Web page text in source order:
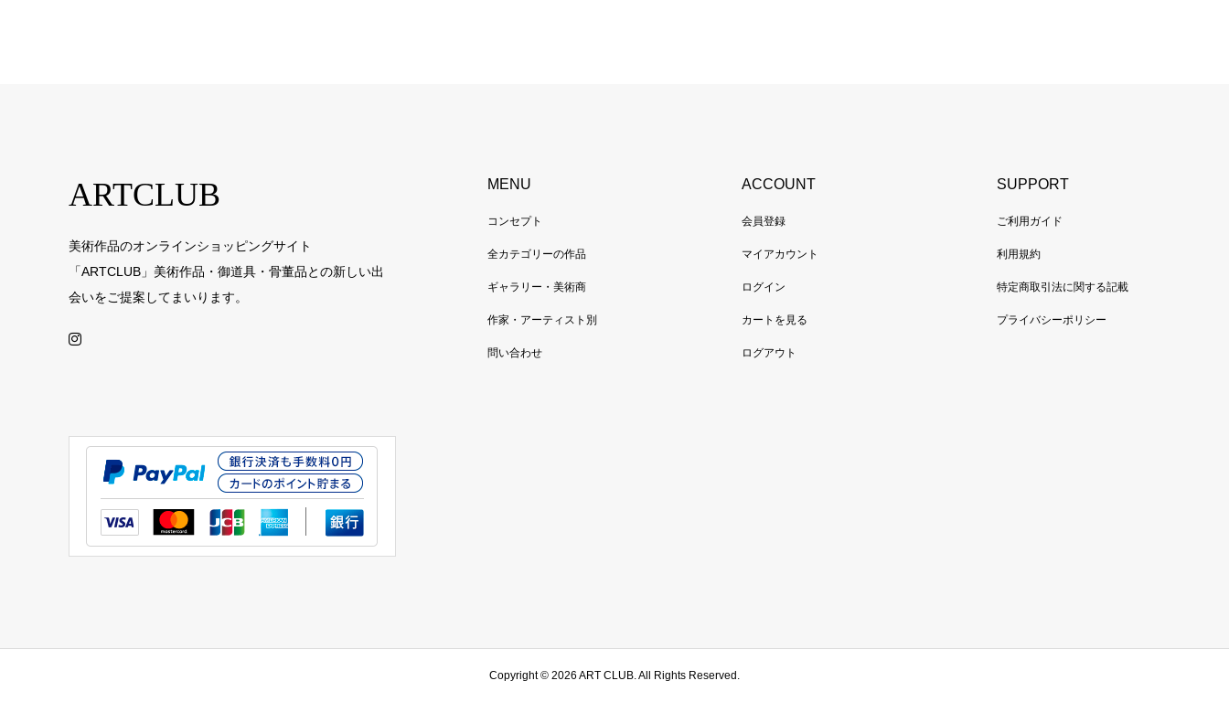
ARTCLUB
美術作品のオンラインショッピングサイト
「ARTCLUB」美術作品・御道具・骨董品との新しい出
会いをご提案してまいります。
MENU
コンセプト
全カテゴリーの作品
ギャラリー・美術商
作家・アーティスト別
問い合わせ
ACCOUNT
会員登録
マイアカウント
ログイン
カートを見る
ログアウト
SUPPORT
ご利用ガイド
利用規約
特定商取引法に関する記載
プライバシーポリシー
Copyright © 2026 ART CLUB. All Rights Reserved.